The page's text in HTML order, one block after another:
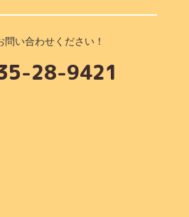
問い合わせください！
28-9421